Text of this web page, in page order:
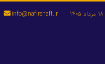
info@nafirenaft.ir